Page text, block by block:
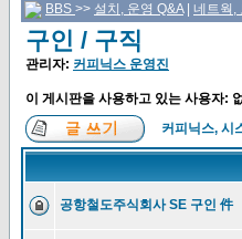
BBS >> 설치, 운영 Q&A| 네트웍,
구인 / 구직
관리자: 커피닉스 운영진
이 게시판을 사용하고 있는 사용자:
커피닉스, 시
공항철도주식회사 SE 구인 件